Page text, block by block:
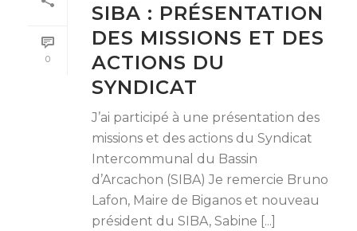
0
SIBA : PRÉSENTATION
DES MISSIONS ET DES
ACTIONS DU
SYNDICAT
J’ai participé à une présentation des
missions et des actions du Syndicat
Intercommunal du Bassin
d’Arcachon (SIBA) Je remercie Bruno
Lafon, Maire de Biganos et nouveau
président du SIBA, Sabine [...]